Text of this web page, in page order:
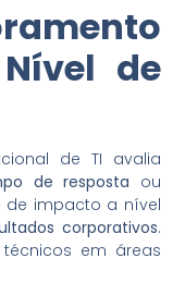
de
de TI avalia
de resposta ou
de impacto a nível
corporativos.
em áreas